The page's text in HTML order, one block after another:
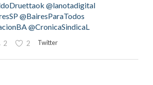
@lanotadigital
@BairesParaTodos
@CronicaSindicaL
2 2 Twitter